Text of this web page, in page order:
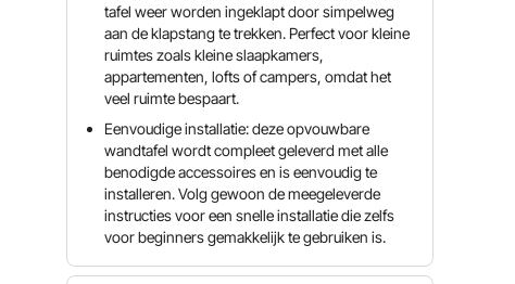
tafel weer worden ingeklapt door simpelweg
aan de klapstang te trekken. Perfect voor kleine
ruimtes zoals kleine slaapkamers,
appartementen, lofts of campers, omdat het
veel ruimte bespaart.
Eenvoudige installatie: deze opvouwbare
wandtafel wordt compleet geleverd met alle
benodigde accessoires en is eenvoudig te
installeren. Volg gewoon de meegeleverde
instructies voor een snelle installatie die zelfs
voor beginners gemakkelijk te gebruiken is.